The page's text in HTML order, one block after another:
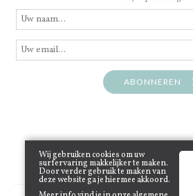
ABONNEREN
Wij gebruiken cookies om uw
surfervaring makkelijker te maken.
Door verder gebruik te maken van
deze website ga je hiermee akkoord.